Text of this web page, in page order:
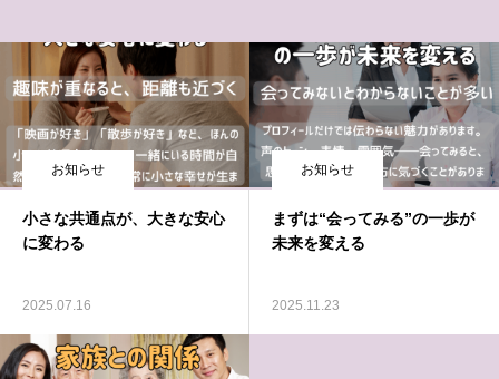
お知らせ
小さな共通点が、大きな安心
に変わる
2025.07.16
お知らせ
まずは“会ってみる”の一歩が
未来を変える
2025.11.23